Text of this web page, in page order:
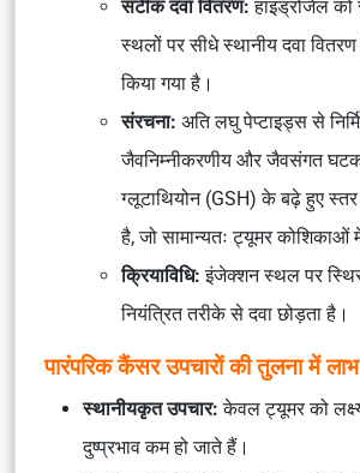
सटीक दवा वितरण: हाइड्रोजेल
स्थलों पर सीधे स्थानीय दवा
किया गया है।
संरचना: अति लघु पेप्टाइड्स से
जैवनिम्नीकरणीय और जैवसंगत
ग्लूटाथियोन (GSH) के बढ़े हुए स्तर
है, जो सामान्यतः ट्यूमर कोशिकाओं
क्रियाविधि:इंजेक्शन स्थल पर
नियंत्रित तरीके से दवा छोड़ता है।
पारंपरिक कैंसर उपचारों की तुलना में लाभ
स्थानीयकृत उपचार:केवल ट्यूमर को
दुष्प्रभाव कम हो जाते हैं।